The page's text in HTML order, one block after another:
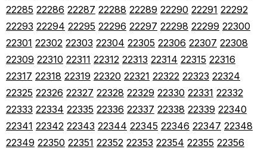
22285 22286 22287 22288 22289 22290 22291 22292
22293 22294 22295 22296 22297 22298 22299 22300
22301 22302 22303 22304 22305 22306 22307 22308
22309 22310 22311 22312 22313 22314 22315 22316
22317 22318 22319 22320 22321 22322 22323 22324
22325 22326 22327 22328 22329 22330 22331 22332
22333 22334 22335 22336 22337 22338 22339 22340
22341 22342 22343 22344 22345 22346 22347 22348
22349 22350 22351 22352 22353 22354 22355 22356